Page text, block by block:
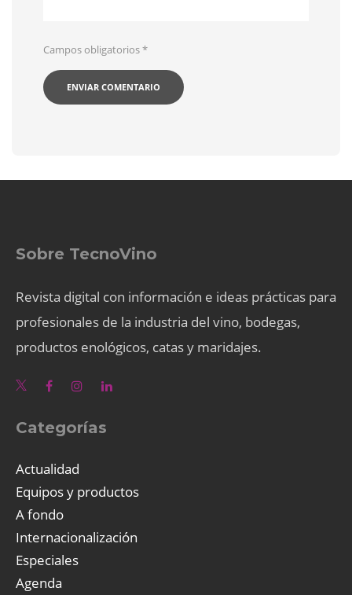
Campos obligatorios*
Sobre TecnoVino
Revista digital con información e ideas prácticas para
profesionales de la industria del vino, bodegas,
productos enológicos, catas y maridajes.
Categorías
Actualidad
Equipos y productos
A fondo
Internacionalización
Especiales
Agenda